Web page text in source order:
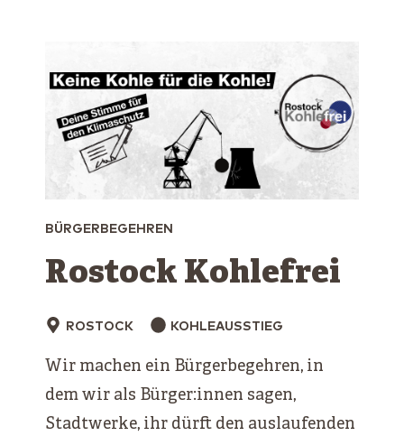
BÜRGERBEGEHREN
Rostock Kohlefrei
ROSTOCK KOHLEAUSSTIEG
Wir machen ein Bürgerbegehren, in
dem wir als Bürger:innen sagen,
Stadtwerke, ihr dürft den auslaufenden